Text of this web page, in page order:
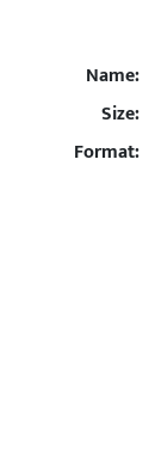
Name:
Size:
Format: